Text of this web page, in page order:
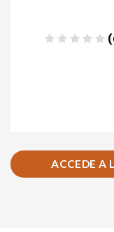
ACCEDE A